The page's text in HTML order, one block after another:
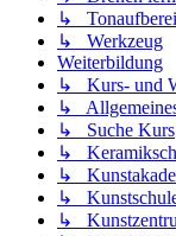
↳
↳ Werkzeug
Weiterbildung
↳ Kurs- und
↳
↳ Suche Kurs
↳
↳
↳
↳